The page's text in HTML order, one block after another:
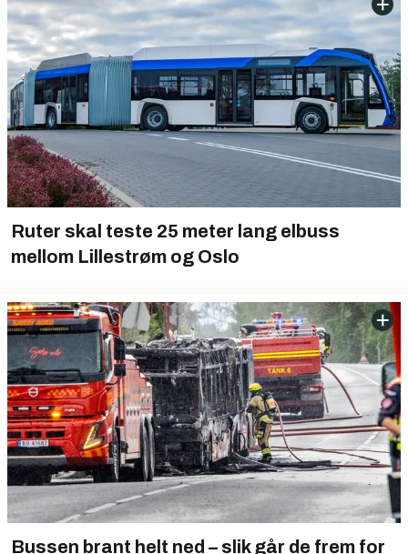
Ruter skal teste 25 meter lang elbuss
mellom Lillestrøm og Oslo
Bussen brant helt ned – slik går de frem for